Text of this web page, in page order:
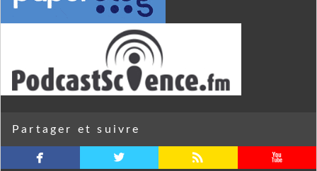
Partager et suivre
facebook twitterbird rss youtube